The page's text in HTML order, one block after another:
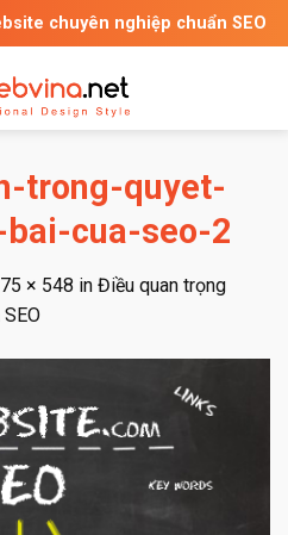
chuyên nghiệp chuẩn SEO
trong-quyet-
cua-seo-2
× 548 in Điều quan trọng